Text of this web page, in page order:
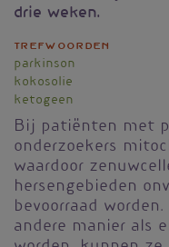
drie weken.
Trefwoorden
parkinson
kokosolie
ketogeen
Bij patiënten met
onderzoekers
waardoor
hersengebieden
bevoorraad
andere manier als